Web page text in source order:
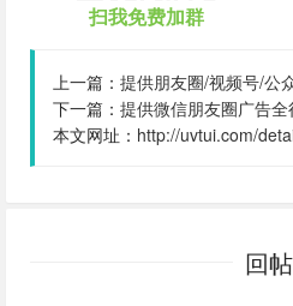
扫我免费加群
上一篇： 提供朋友圈‬/视频号/公众号/搜索广告（百度、
下一篇： 提供微信朋友圈广告全行业投放，一站式
本文网址： http://uvtui.com/
回帖